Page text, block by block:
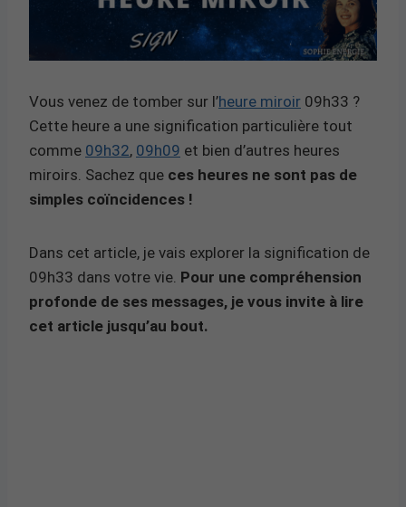
Vous venez de tomber sur l’heure miroir 09h33 ?
Cette heure a une signification particulière tout
comme 09h32, 09h09 et bien d’autres heures
miroirs. Sachez que ces heures ne sont pas de
simples coïncidences !
Dans cet article, je vais explorer la signification de
09h33 dans votre vie. Pour une compréhension
profonde de ses messages, je vous invite à lire
cet article jusqu’au bout.